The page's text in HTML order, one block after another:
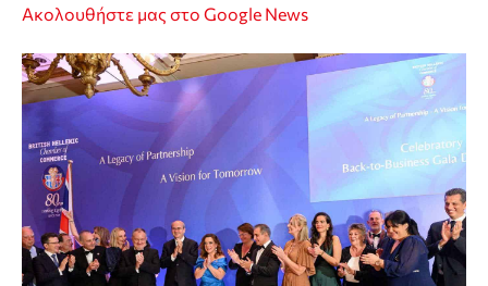
Ακολουθήστε μας στο Google News